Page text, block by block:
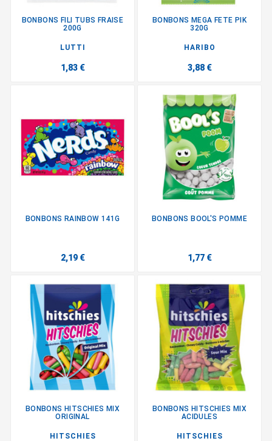
BONBONS FILI TUBS FRAISE
200G
LUTTI
1,83 €
BONBONS MEGA FETE PIK
320G
HARIBO
3,88 €
BONBONS RAINBOW 141G
2,19 €
BONBONS BOOL'S POMME
1,77 €
BONBONS HITSCHIES MIX
ORIGINAL
HITSCHIES
BONBONS HITSCHIES MIX
ACIDULES
HITSCHIES